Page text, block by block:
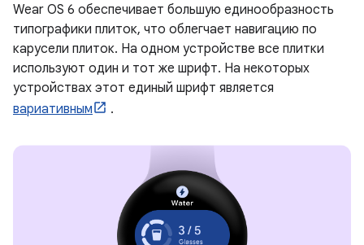
Wear OS 6 обеспечивает большую единообразность
типографики плиток, что облегчает навигацию по
карусели плиток. На одном устройстве все плитки
используют один и тот же шрифт. На некоторых
устройствах этот единый шрифт является
вариативным
.